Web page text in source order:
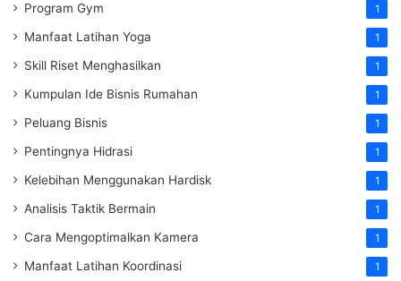
Program Gym 1
Manfaat Latihan Yoga 1
Skill Riset Menghasilkan 1
Kumpulan Ide Bisnis Rumahan 1
Peluang Bisnis 1
Pentingnya Hidrasi 1
Kelebihan Menggunakan Hardisk 1
Analisis Taktik Bermain 1
Cara Mengoptimalkan Kamera 1
Manfaat Latihan Koordinasi 1